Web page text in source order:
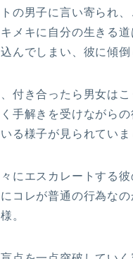
の男子に言い寄られ、
メキに自分の生きる
んでしまい、彼に傾倒
付き合ったら男女は
手解きを受けながら
る様子が見られていま
にエスカレートする
コレが普通の行為な
。